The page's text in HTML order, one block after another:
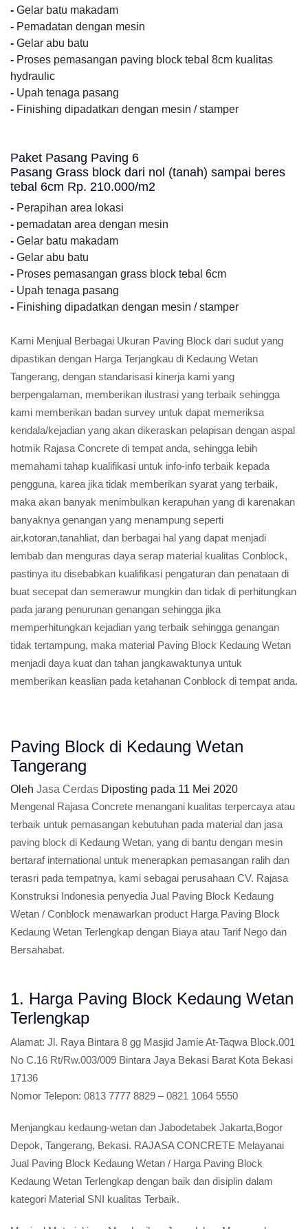
- Gelar batu makadam
- Pemadatan dengan mesin
- Gelar abu batu
- Proses pemasangan paving block tebal 8cm kualitas
hydraulic
- Upah tenaga pasang
- Finishing dipadatkan dengan mesin / stamper
Paket Pasang Paving 6
Pasang Grass block dari nol (tanah) sampai beres
tebal 6cm Rp. 210.000/m2
- Perapihan area lokasi
- pemadatan area dengan mesin
- Gelar batu makadam
- Gelar abu batu
- Proses pemasangan grass block tebal 6cm
- Upah tenaga pasang
- Finishing dipadatkan dengan mesin / stamper
Kami Menjual Berbagai Ukuran Paving Block dari sudut yang
dipastikan dengan Harga Terjangkau di Kedaung Wetan
Tangerang, dengan standarisasi kinerja kami yang
berpengalaman, memberikan ilustrasi yang terbaik sehingga
kami memberikan badan survey untuk dapat memeriksa
kendala/kejadian yang akan dikeraskan pelapisan dengan aspal
hotmik Rajasa Concrete di tempat anda, sehingga lebih
memahami tahap kualifikasi untuk info-info terbaik kepada
pengguna, karea jika tidak memberikan syarat yang terbaik,
maka akan banyak menimbulkan kerapuhan yang di karenakan
banyaknya genangan yang menampung seperti
air,kotoran,tanahliat, dan berbagai hal yang dapat menjadi
lembab dan menguras daya serap material kualitas Conblock,
pastinya itu disebabkan kualifikasi pengaturan dan penataan di
buat secepat dan semerawur mungkin dan tidak di perhitungkan
pada jarang penurunan genangan sehingga jika
memperhitungkan kejadian yang terbaik sehingga genangan
tidak tertampung, maka material Paving Block Kedaung Wetan
menjadi daya kuat dan tahan jangkawaktunya untuk
memberikan keaslian pada ketahanan Conblock di tempat anda.
Paving Block di Kedaung Wetan
Tangerang
Oleh Jasa Cerdas Diposting pada 11 Mei 2020
Mengenal Rajasa Concrete menangani kualitas terpercaya atau
terbaik untuk pemasangan kebutuhan pada material dan jasa
paving block di Kedaung Wetan, yang di bantu dengan mesin
bertaraf international untuk menerapkan pemasangan ralih dan
terasri pada tempatnya, kami sebagai perusahaan CV. Rajasa
Konstruksi Indonesia penyedia Jual Paving Block Kedaung
Wetan / Conblock menawarkan product Harga Paving Block
Kedaung Wetan Terlengkap dengan Biaya atau Tarif Nego dan
Bersahabat.
1. Harga Paving Block Kedaung Wetan
Terlengkap
Alamat: Jl. Raya Bintara 8 gg Masjid Jamie At-Taqwa Block.001
No C.16 Rt/Rw.003/009 Bintara Jaya Bekasi Barat Kota Bekasi
17136
Nomor Telepon: 0813 7777 8829 – 0821 1064 5550
Menjangkau kedaung-wetan dan Jabodetabek Jakarta,Bogor
Depok, Tangerang, Bekasi. RAJASA CONCRETE Melayanai
Jual Paving Block Kedaung Wetan / Harga Paving Block
Kedaung Wetan Terlengkap dengan baik dan disiplin dalam
kategori Material SNI kualitas Terbaik.